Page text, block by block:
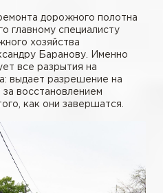
дорожного полотна
главному специалисту
хозяйства
Баранову. Именно
все разрытия на
выдает разрешение на
восстановлением
как они завершатся.